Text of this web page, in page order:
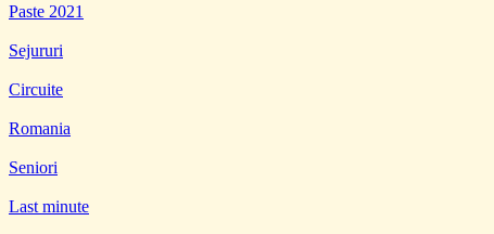
Paste 2021
Sejururi
Circuite
Romania
Seniori
Last minute